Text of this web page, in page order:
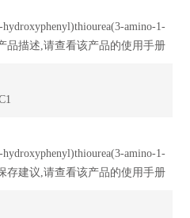
amino-1-
品描述,请查看该产品的使用手册
amino-1-
存建议,请查看该产品的使用手册